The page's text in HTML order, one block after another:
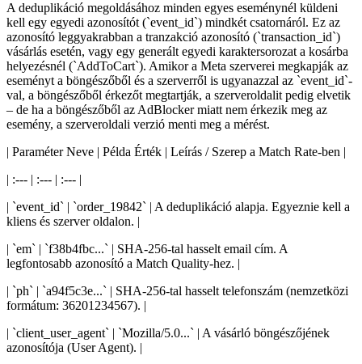
A deduplikáció megoldásához minden egyes eseménynél küldeni
kell egy egyedi azonosítót (`event_id`) mindkét csatornáról. Ez az
azonosító leggyakrabban a tranzakció azonosító (`transaction_id`)
vásárlás esetén, vagy egy generált egyedi karaktersorozat a kosárba
helyezésnél (`AddToCart`). Amikor a Meta szerverei megkapják az
eseményt a böngészőből és a szerverről is ugyanazzal az `event_id`-
val, a böngészőből érkezőt megtartják, a szerveroldalit pedig elvetik
– de ha a böngészőből az AdBlocker miatt nem érkezik meg az
esemény, a szerveroldali verzió menti meg a mérést.
| Paraméter Neve | Példa Érték | Leírás / Szerep a Match Rate-ben |
| :--- | :--- | :--- |
| `event_id` | `order_19842` | A deduplikáció alapja. Egyeznie kell a
kliens és szerver oldalon. |
| `em` | `f38b4fbc...` | SHA-256-tal hasselt email cím. A
legfontosabb azonosító a Match Quality-hez. |
| `ph` | `a94f5c3e...` | SHA-256-tal hasselt telefonszám (nemzetközi
formátum: 36201234567). |
| `client_user_agent` | `Mozilla/5.0...` | A vásárló böngészőjének
azonosítója (User Agent). |